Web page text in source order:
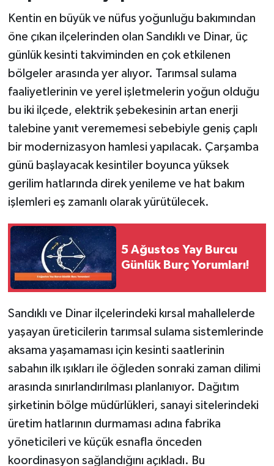
Kentin en büyük ve nüfus yoğunluğu bakımından
öne çıkan ilçelerinden olan Sandıklı ve Dinar, üç
günlük kesinti takviminden en çok etkilenen
bölgeler arasında yer alıyor. Tarımsal sulama
faaliyetlerinin ve yerel işletmelerin yoğun olduğu
bu iki ilçede, elektrik şebekesinin artan enerji
talebine yanıt verememesi sebebiyle geniş çaplı
bir modernizasyon hamlesi yapılacak. Çarşamba
günü başlayacak kesintiler boyunca yüksek
gerilim hatlarında direk yenileme ve hat bakım
işlemleri eş zamanlı olarak yürütülecek.
5 Ağustos Yay Burcu
Günlük Burç Yorumları!
Sandıklı ve Dinar ilçelerindeki kırsal mahallelerde
yaşayan üreticilerin tarımsal sulama sistemlerinde
aksama yaşamaması için kesinti saatlerinin
sabahın ilk ışıkları ile öğleden sonraki zaman dilimi
arasında sınırlandırılması planlanıyor. Dağıtım
şirketinin bölge müdürlükleri, sanayi sitelerindeki
üretim hatlarının durmaması adına fabrika
yöneticileri ve küçük esnafla önceden
koordinasyon sağlandığını açıkladı. Bu